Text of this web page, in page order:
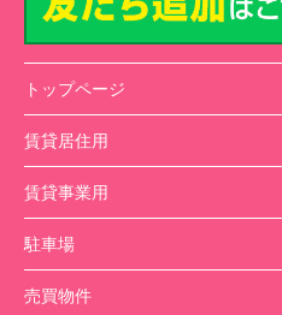
トップページ
賃貸居住用
賃貸事業用
駐車場
売買物件